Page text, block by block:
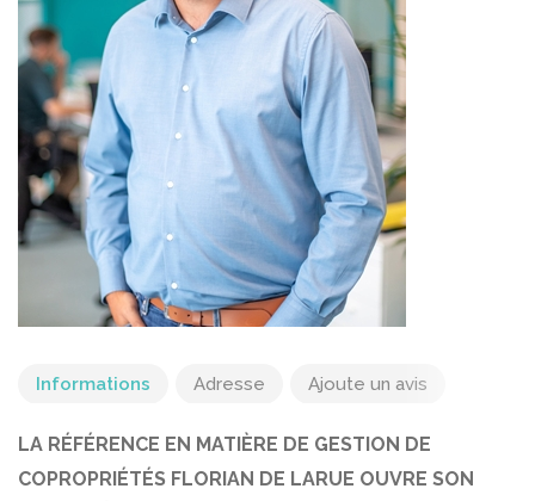
Informations Adresse Ajoute un avis
LA RÉFÉRENCE EN MATIÈRE DE GESTION DE
COPROPRIÉTÉS FLORIAN DE LARUE OUVRE SON